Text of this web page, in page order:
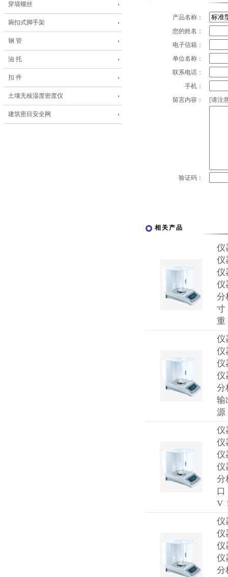
穿墙螺丝
琬扣式脚手架
钢 管
油 托
扣 件
土壤无核湿度密度仪
建筑密目安全网
产品名称：
您的姓名：
电子信箱：
单位名称：
联系电话：
手机：
留言内容：
[请注
验证码：
相关产品
仪
仪
仪
仪
分
寸
重
仪
仪
仪
仪
分
输
源
仪
仪
仪
仪
分
口
V
仪
仪
仪
仪
分